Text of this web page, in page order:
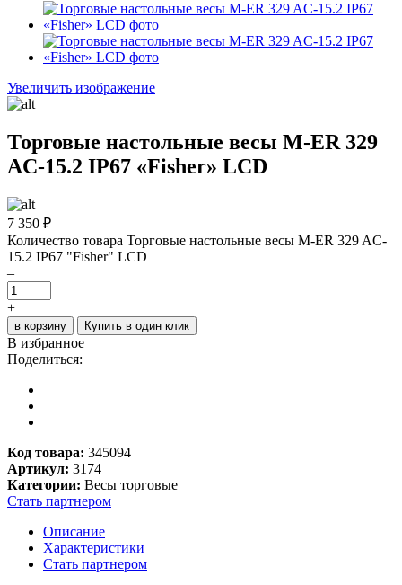
Увеличить изображение
Торговые настольные весы M-ER 329
AC-15.2 IP67 «Fisher» LСD
7 350 ₽
Количество товара Торговые настольные весы M-ER 329 AC-
15.2 IP67 "Fisher" LСD
–
+
в корзину Купить в один клик
В избранное
Поделиться:
Код товара: 345094
Артикул: 3174
Категории: Весы торговые
Стать партнером
Описание
Характеристики
Стать партнером